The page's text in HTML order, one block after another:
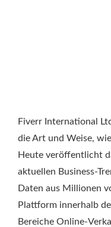
Fiverr International
die Art und Weise,
Heute veröffentlicht
aktuellen Business-
Daten aus Millionen
Plattform innerhalb
Bereiche Online-